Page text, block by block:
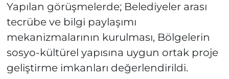
Yapılan görüşmelerde; Belediyeler arası
tecrübe ve bilgi paylaşımı
mekanizmalarının kurulması, Bölgelerin
sosyo-kültürel yapısına uygun ortak proje
geliştirme imkanları değerlendirildi.